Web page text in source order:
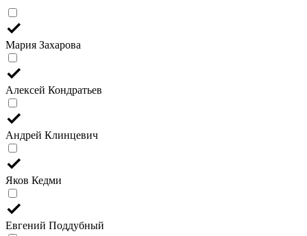
Мария Захарова
Алексей Кондратьев
Андрей Клинцевич
Яков Кедми
Евгений Поддубный